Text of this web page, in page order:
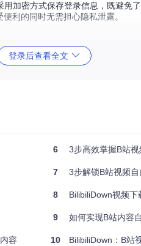
加密方式保存登录信息，既避免
利的同时无需担心隐私泄露。
，你可以直接打开视频文件或访
登录后查看全文
容
6 3步高效掌握B站
7 3步解锁B站视频
8 BilibiliDown视频
9 如何实现B站内容
10 BilibiliDown：B站